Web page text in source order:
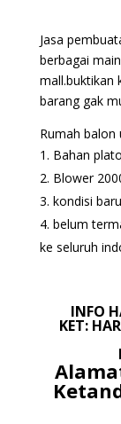
Jasa
berbagai
mall.buktikan
barang gak
Rumah balon
Bahan
Blower
kondisi
belum
ke seluruh
INFO
KET: